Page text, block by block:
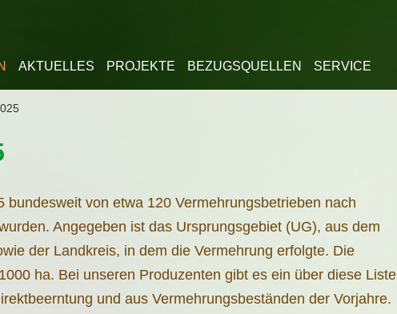
AKTUELLES PROJEKTE BEZUGSQUELLEN SERVICE
von etwa 120 Vermehrungsbetrieben nach
Angegeben ist das Ursprungsgebiet (UG), aus dem
der Landkreis, in dem die Vermehrung erfolgte. Die
ha. Bei unseren Produzenten gibt es ein über diese Liste
und aus Vermehrungsbeständen der Vorjahre.